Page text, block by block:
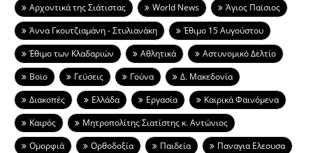
Aρχοντικά της Σιάτιστας World News
Άγιος Παϊσιος
Άννα Γκουτζιαμάνη - Στυλιανάκη
Έθιμο 15 Αυγούστου
Έθιμο των Κλαδαριών
Αθλητικά
Αστυνομικό Δελτίο
Βοϊο
Γεύσεις Γούνα
Δ. Μακεδονία
Διακοπές
Ελλάδα Εργασία
Καιρικά Φαινόμενα
Καιρός
Μητροπολίτης Σιατίστης κ. Αντώνιος
Ομορφιά
Ορθοδοξία Παιδεία
Παναγια Ελεουσα